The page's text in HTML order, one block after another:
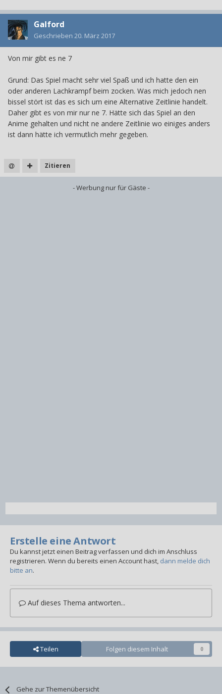
Galford
Geschrieben 20. März 2017
Von mir gibt es ne 7
Grund: Das Spiel macht sehr viel Spaß und ich hatte den ein
oder anderen Lachkrampf beim zocken. Was mich jedoch nen
bissel stört ist das es sich um eine Alternative Zeitlinie handelt.
Daher gibt es von mir nur ne 7. Hätte sich das Spiel an den
Anime gehalten und nicht ne andere Zeitlinie wo einiges anders
ist dann hätte ich vermutlich mehr gegeben.
Zitieren
- Werbung nur für Gäste -
Erstelle eine Antwort
Du kannst jetzt einen Beitrag verfassen und dich im Anschluss
registrieren. Wenn du bereits einen Account hast, dann melde dich
bitte an.
Auf dieses Thema antworten...
Teilen Folgen diesem Inhalt 0
Gehe zur Themenübersicht